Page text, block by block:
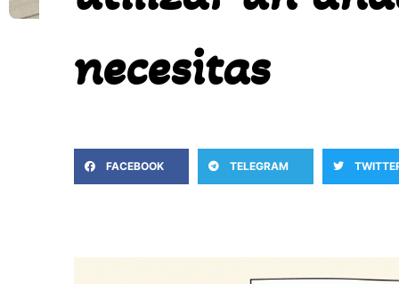
necesitas
FACEBOOK TELEGRAM